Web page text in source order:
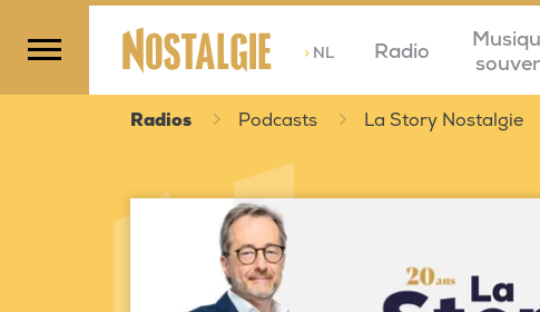
>NL Radio
Radios Podcasts La Story Nostalgie